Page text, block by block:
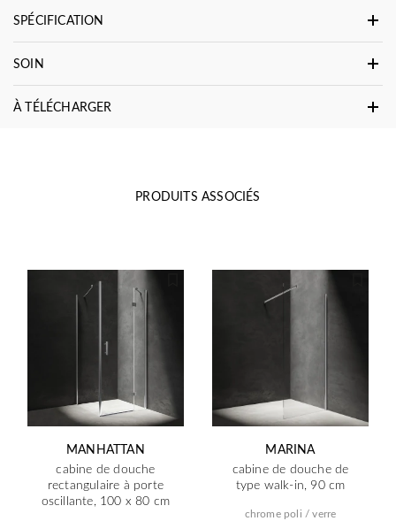
SPÉCIFICATION
SOIN
À TÉLÉCHARGER
PRODUITS ASSOCIÉS
MANHATTAN
cabine de douche
rectangulaire à porte
oscillante, 100 x 80 cm
MARINA
cabine de douche de
type walk-in, 90 cm
chrome poli / verre